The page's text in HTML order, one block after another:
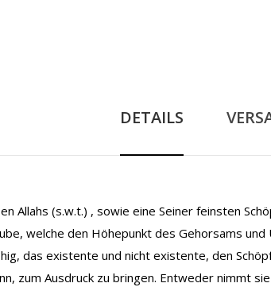
DETAILS
Allahs (s.w.t.) , sowie eine Seiner feinsten
welche den Höhepunkt des Gehorsams
das existente und nicht existente, den
zum Ausdruck zu bringen. Entweder nimmt